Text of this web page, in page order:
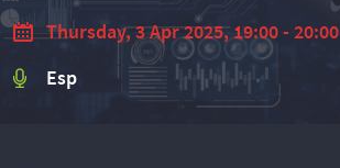
Thursday, 3 Apr 2025, 19:00 - 20:00
Esp